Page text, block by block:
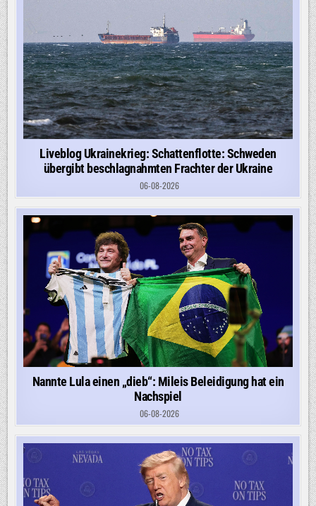
Liveblog Ukrainekrieg: Schattenflotte: Schweden
übergibt beschlagnahmten Frachter der Ukraine
06-08-2026
Nannte Lula einen „dieb“: Mileis Beleidigung hat ein
Nachspiel
06-08-2026